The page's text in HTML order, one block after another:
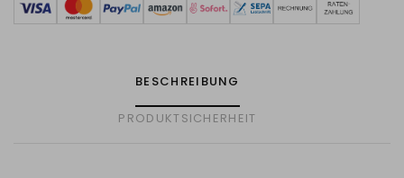
BESCHREIBUNG
PRODUKTSICHERHEIT